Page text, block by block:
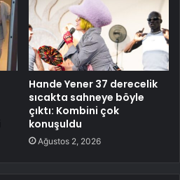
Hande Yener 37 derecelik
sıcakta sahneye böyle
çıktı: Kombini çok
konuşuldu
Ağustos 2, 2026